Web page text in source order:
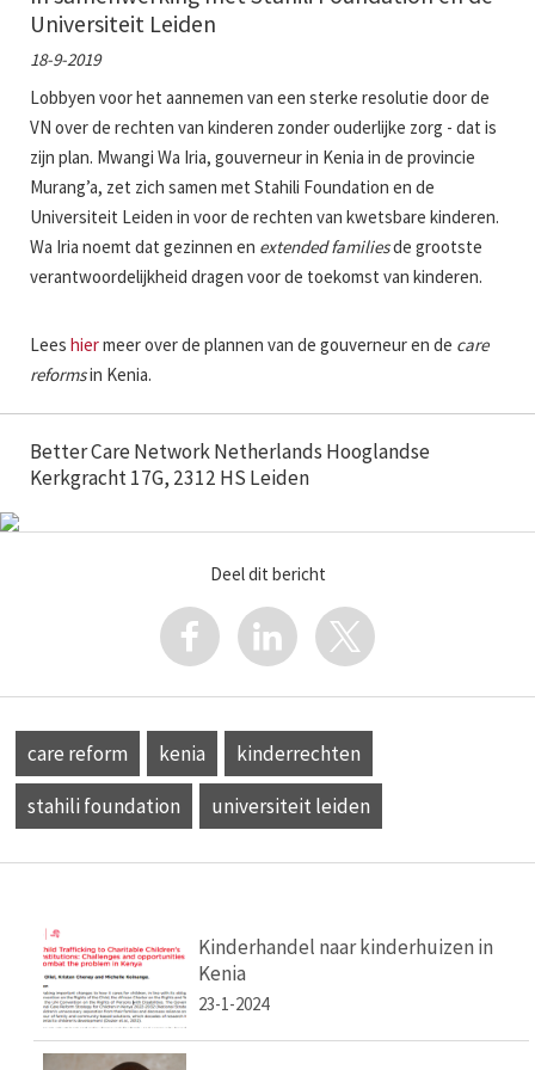
Universiteit Leiden
18-9-2019
Lobbyen voor het aannemen van een sterke resolutie door de
VN over de rechten van kinderen zonder ouderlijke zorg - dat is
zijn plan. Mwangi Wa Iria, gouverneur in Kenia in de provincie
Murang’a, zet zich samen met Stahili Foundation en de
Universiteit Leiden in voor de rechten van kwetsbare kinderen.
Wa Iria noemt dat gezinnen en extended familiesde grootste
verantwoordelijkheid dragen voor de toekomst van kinderen.
Lees hiermeer over de plannen van de gouverneur en de care
reformsin Kenia.
Better Care Network Netherlands Hooglandse
Kerkgracht 17G, 2312 HS Leiden
Deel dit bericht
care reform kenia
kinderrechten
stahili foundation
universiteit leiden
Kinderhandel naar kinderhuizen in
Kenia
23-1-2024